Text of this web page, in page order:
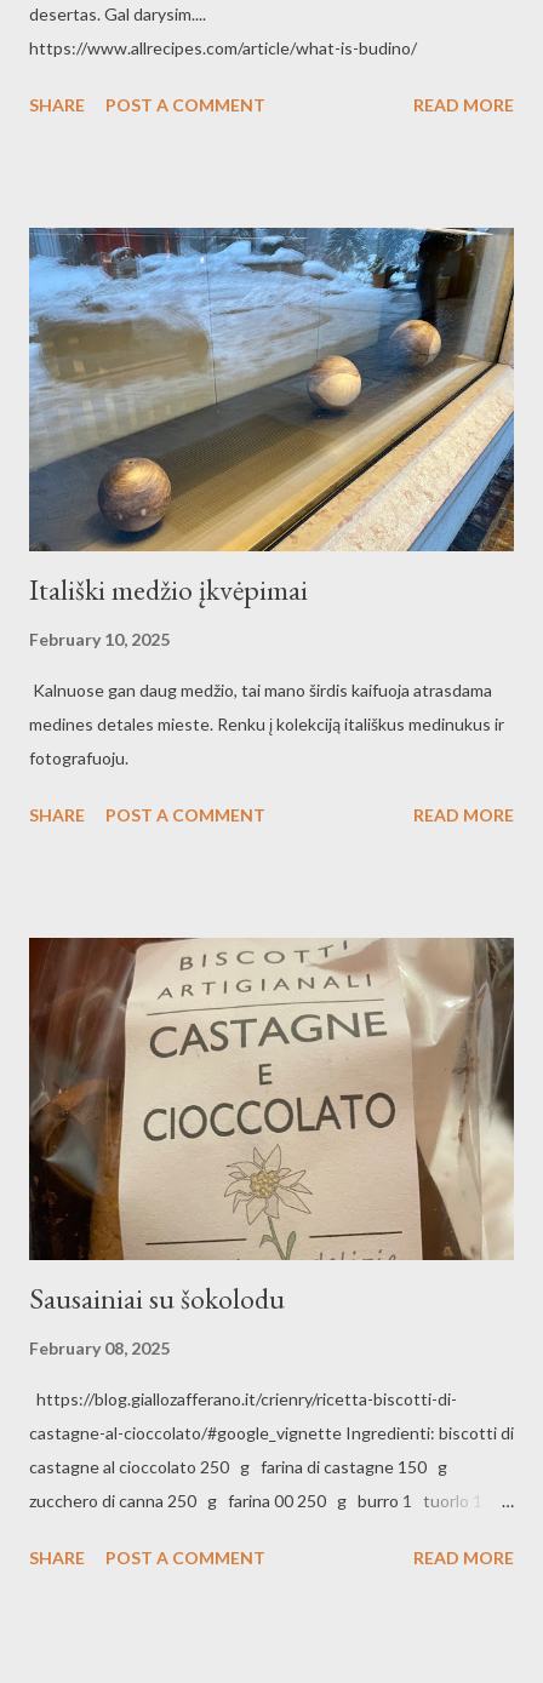
desertas. Gal darysim....
https://www.allrecipes.com/article/what-is-budino/
SHARE POST A COMMENT READ MORE
Itališki medžio įkvėpimai
February 10, 2025
Kalnuose gan daug medžio, tai mano širdis kaifuoja atrasdama
medines detales mieste. Renku į kolekciją itališkus medinukus ir
fotografuoju.
SHARE POST A COMMENT READ MORE
Sausainiai su šokolodu
February 08, 2025
https://blog.giallozafferano.it/crienry/ricetta-biscotti-di-
castagne-al-cioccolato/#google_vignette Ingredienti: biscotti di
castagne al cioccolato 250 g farina di castagne 150 g
zucchero di canna 250 g farina 00 250 g burro 1 tuorlo 1
150 g cioccolato fondente
SHARE POST A COMMENT READ MORE